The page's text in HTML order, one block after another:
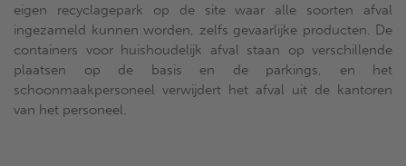
eigen recyclagepark op de site waar alle soorten afval
ingezameld kunnen worden, zelfs gevaarlijke producten. De
containers voor huishoudelijk afval staan op verschillende
plaatsen op de basis en de parkings, en het
schoonmaakpersoneel verwijdert het afval uit de kantoren
van het personeel.